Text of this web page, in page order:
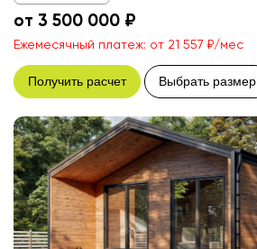
от 3 500 000 ₽
Ежемесячный платеж: от 21 557 ₽/мес
Получить расчет Выбрать размер